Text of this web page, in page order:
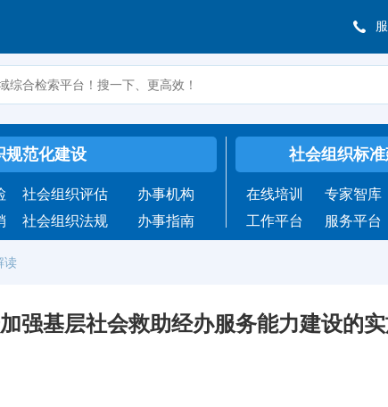
规范化建设
社会组织评估
办事机构
社会组织法规 办事指南
社会组织标
在线培训 专家智库
工作平台
服务平台
读
强基层社会救助经办服务能力建设的